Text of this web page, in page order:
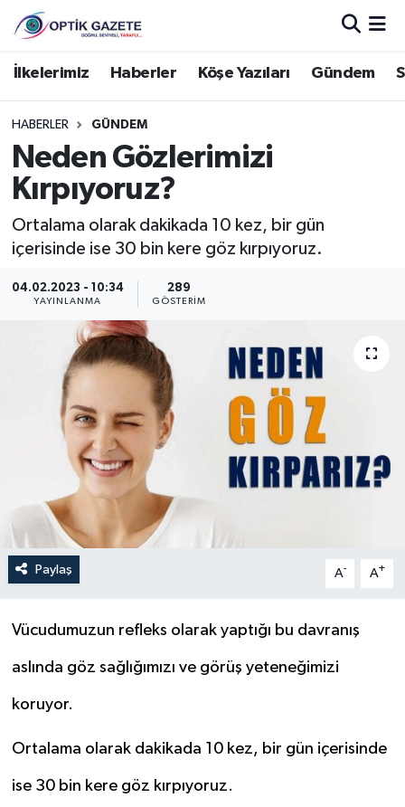
İlkelerimiz Haberler Köşe Yazıları Gündem
HABERLER GÜNDEM
Neden Gözlerimizi
Kırpıyoruz?
Ortalama olarak dakikada 10 kez, bir gün
içerisinde ise 30 bin kere göz kırpıyoruz.
04.02.2023 - 10:34
YAYINLANMA
289
GÖSTERIM
Paylaş A- A+
Vücudumuzun refleks olarak yaptığı bu davranış
aslında göz sağlığımızı ve görüş yeteneğimizi
koruyor.
Ortalama olarak dakikada 10 kez, bir gün içerisinde
ise 30 bin kere göz kırpıyoruz.
Nöbetçi Eczaneler
Hava Durumu
İstanbul Namaz Vakitleri
Trafik Durumu
Süper Lig Puan Durumu ve Fikstür
Tüm Manşetler
Son Dakika Haberleri
Haber Arşivi